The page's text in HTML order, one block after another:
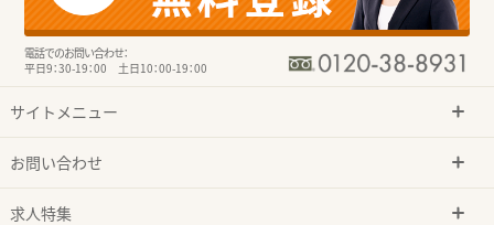
電話でのお問い合わせ：
平日9：30-19：00 土日10：00-19：00
サイトメニュー
お問い合わせ
求人特集